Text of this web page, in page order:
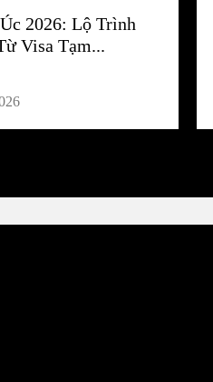
2026: Lộ Trình
Visa Tạm...